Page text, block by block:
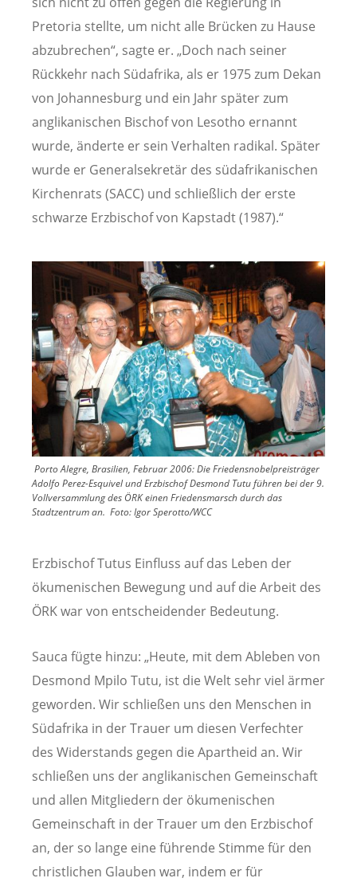
Pretoria stellte, um nicht alle Brücken zu Hause
abzubrechen“, sagte er. „Doch nach seiner
Rückkehr nach Südafrika, als er 1975 zum Dekan
von Johannesburg und ein Jahr später zum
anglikanischen Bischof von Lesotho ernannt
wurde, änderte er sein Verhalten radikal. Später
wurde er Generalsekretär des südafrikanischen
Kirchenrats (SACC) und schließlich der erste
schwarze Erzbischof von Kapstadt (1987).“
Image
Porto Alegre, Brasilien, Februar 2006: Die Friedensnobelpreisträger
Adolfo Perez-Esquivel und Erzbischof Desmond Tutu führen bei der 9.
Vollversammlung des ÖRK einen Friedensmarsch durch das
Stadtzentrum an. Foto:Igor Sperotto/WCC
Erzbischof Tutus Einfluss auf das Leben der
ökumenischen Bewegung und auf die Arbeit des
ÖRK war von entscheidender Bedeutung.
Sauca fügte hinzu: „Heute, mit dem Ableben von
Desmond Mpilo Tutu, ist die Welt sehr viel ärmer
geworden. Wir schließen uns den Menschen in
Südafrika in der Trauer um diesen Verfechter
des Widerstands gegen die Apartheid an. Wir
schließen uns der anglikanischen Gemeinschaft
und allen Mitgliedern der ökumenischen
Gemeinschaft in der Trauer um den Erzbischof
an, der so lange eine führende Stimme für den
christlichen Glauben war, indem er für